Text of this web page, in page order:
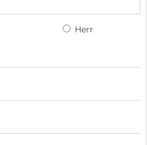
Herr